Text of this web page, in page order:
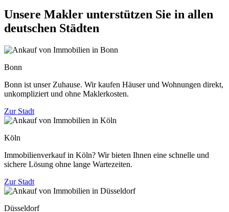
Unsere Makler unterstützen Sie in allen
deutschen Städten
Bonn
Bonn ist unser Zuhause. Wir kaufen Häuser und Wohnungen direkt,
unkompliziert und ohne Maklerkosten.
Zur Stadt
Köln
Immobilienverkauf in Köln? Wir bieten Ihnen eine schnelle und
sichere Lösung ohne lange Wartezeiten.
Zur Stadt
Düsseldorf